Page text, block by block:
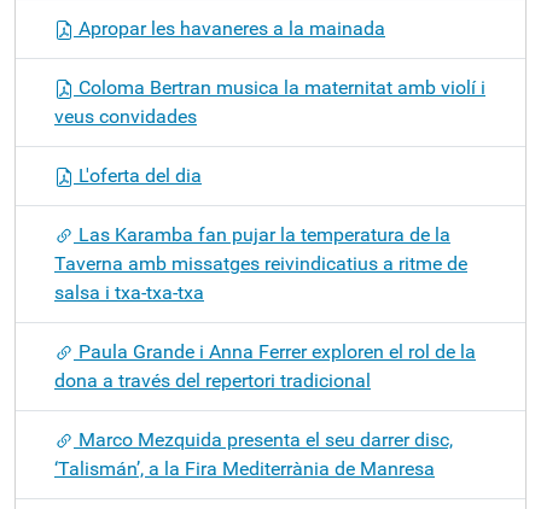
Apropar les havaneres a la mainada
Coloma Bertran musica la maternitat amb violí i
veus convidades
L'oferta del dia
Las Karamba fan pujar la temperatura de la
Taverna amb missatges reivindicatius a ritme de
salsa i txa-txa-txa
Paula Grande i Anna Ferrer exploren el rol de la
dona a través del repertori tradicional
Marco Mezquida presenta el seu darrer disc,
‘Talismán’, a la Fira Mediterrània de Manresa